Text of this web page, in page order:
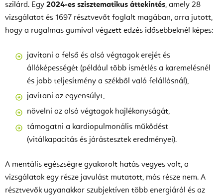
szilárd. Egy 2024-es szisztematikus áttekintés, amely 28
vizsgálatot és 1697 résztvevőt foglalt magában, arra jutott,
hogy a rugalmas gumival végzett edzés idősebbeknél képes:
javítani a felső és alsó végtagok erejét és
állóképességét (például több ismétlés a karemelésnél
és jobb teljesítmény a székből való felállásnál),
javítani az egyensúlyt,
növelni az alsó végtagok hajlékonyságát,
támogatni a kardiopulmonális működést
(vitálkapacitás és járástesztek eredményei).
A mentális egészségre gyakorolt hatás vegyes volt, a
vizsgálatok egy része javulást mutatott, más része nem. A
résztvevők ugyanakkor szubjektíven több energiáról és az